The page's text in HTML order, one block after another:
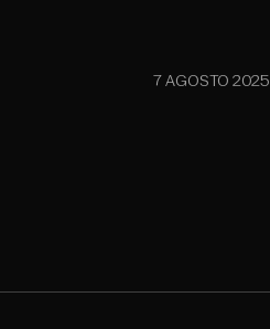
7 AGOSTO 2025